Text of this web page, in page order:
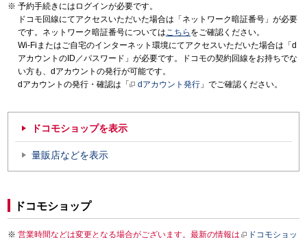
予約手続きにはログインが必要です。
ドコモ回線にてアクセスいただいた場合は「ネットワーク暗証番号」が必要
です。ネットワーク暗証番号についてはこちら をご確認ください。
Wi-Fiまたはご自宅のインターネット環境にてアクセスいただいた場合は「d
アカウントのID／パスワード」が必要です。ドコモの契約回線をお持ちでな
い方も、dアカウントの発行が可能です。
dアカウントの発行・確認は「
dアカウント発行 」でご確認ください。
ドコモショップを表示
量販店などを表示
ドコモショップ
営業時間などは変更となる場合がございます。最新の情報は
ドコモショッ